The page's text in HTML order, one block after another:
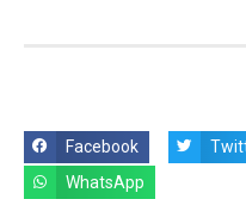
Facebook
WhatsApp